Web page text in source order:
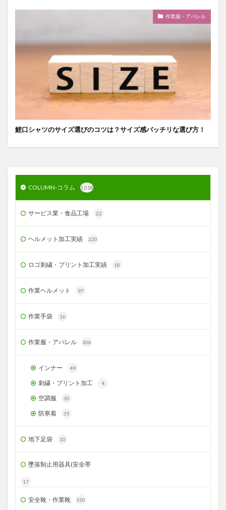
作業服・アパレル
鯉口シャツのサイズ選びのコツは？サイズ感バッチリな選び方！
COLUMN-コラム 1,018
サービス業・食品工場 22
ヘルメット加工実績 220
ロゴ刺繍・プリント加工実績 18
作業ヘルメット 97
作業手袋 16
作業服・アパレル 306
インナー 49
刺繍・プリント加工 4
空調服 30
防寒着 35
地下足袋 10
墜落制止用器具(安全帯
17
安全靴・作業靴 150